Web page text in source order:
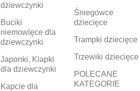
dziewczynki
Buciki
niemowlęce dla
dziewczynki
Japonki, Klapki
dla dziewczynki
Kapcie dla
Śniegowce
dziecięce
Trampki dziecięce
Trzewiki dziecięce
POLECANE
KATEGORIE